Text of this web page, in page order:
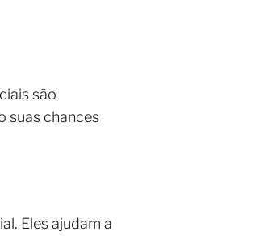
são
suas chances
Eles ajudam a